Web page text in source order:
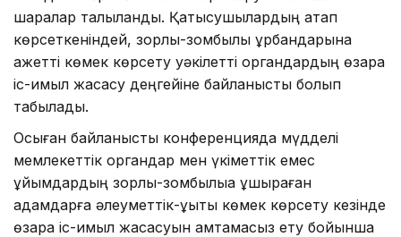
шаралар талқыланды. Қатысушылардың атап
көрсеткеніндей, зорлық-зомбылық құрбандарына
қажетті көмек көрсету уәкілетті органдардың өзара
іс-қимыл жасасу деңгейіне байланысты болып
табылады.
Осыған байланысты конференцияда мүдделі
мемлекеттік органдар мен үкіметтік емес
ұйымдардың зорлық-зомбылыққа ұшыраған
адамдарға әлеуметтік-құқықтық көмек көрсету кезінде
өзара іс-қимыл жасасуын қамтамасыз ету бойынша